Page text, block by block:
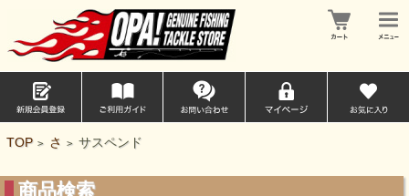
TOP > さ > サスペンド
商品検索